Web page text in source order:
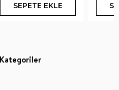
SEPETE EKLE